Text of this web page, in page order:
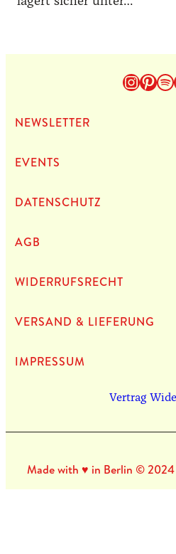
NEWS­LET­TER
EVENTS
DATEN­SCHUTZ
AGB
WIDERRUFSRECHT
VERSAND & LIEFERUNG
IMPRES­SUM
Vertrag
Made with ♥ in Berlin © 2024